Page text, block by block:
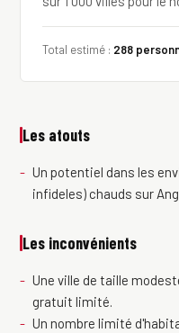
Total estimé : 288
Les atouts
Un potentiel dans les
infideles) chauds sur
Les inconvénients
Une ville de taille
gratuit limité.
Un nombre limité